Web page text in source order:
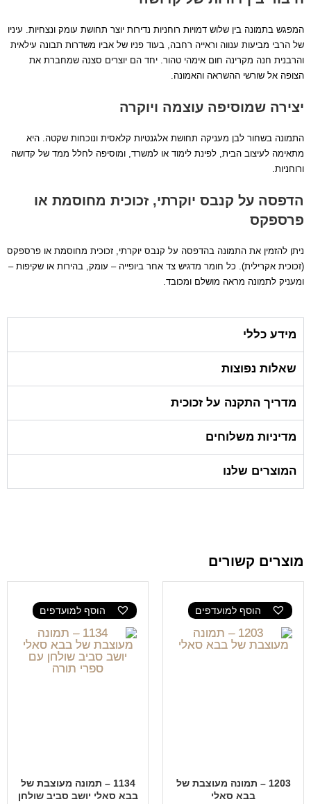
המפגש בתמונה בין שלוש דמויות רוחניות נדירות יוצר תחושת עומק ונצחיות. עיניו
של הרבי מביעות ענווה וראייה רחבה, בעוד פניו של אביו משדרות תבונה עילאית
והרבנית חנה מקרינה חום אימהי טהור. יחד הם יוצרים סצנה שמחברת את
הצופה אל שורשי ההשראה והאמונה.
יצירה שמוסיפה עוצמה ויוקרה
התמונה בשחור לבן מעניקה תחושת אלגנטיות קלאסית ונוכחות שקטה. היא
מתאימה לעיצוב הבית, לפינת לימוד או למשרד, ומוסיפה לחלל ממד של קדושה
ורוחניות.
הדפסה על קנבס יוקרתי, זכוכית מחוסמת או
פרספקס
ניתן להזמין את התמונה בהדפסה על קנבס יוקרתי, זכוכית מחוסמת או פרספקס
(זכוכית אקרילית). כל חומר מדגיש צד אחר ביופייה – עומק, בהירות או שקיפות –
ומעניק לתמונה מראה מושלם ומכובד.
מידע כללי
שאלות נפוצות
מדריך התקנה על זכוכית
מדיניות משלוחים
המוצרים שלנו
מוצרים קשורים
הוסף למועדפים
1203 – תמונה מעוצבת של
בבא סאלי
הוסף למועדפים
1134 – תמונה מעוצבת של
בבא סאלי יושב סביב שולחן